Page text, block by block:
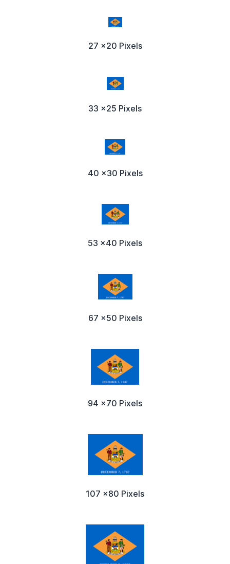
27 x20 Pixels
33 x25 Pixels
40 x30 Pixels
53 x40 Pixels
67 x50 Pixels
94 x70 Pixels
107 x80 Pixels